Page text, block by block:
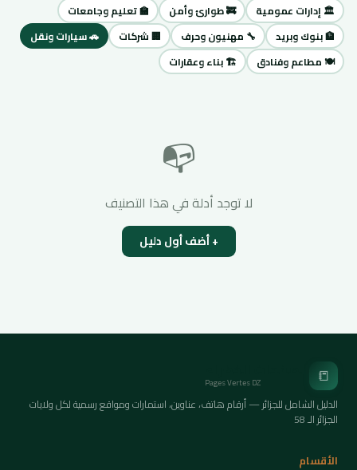
🏛️ إدارات عمومية
🚒 طوارئ وأمن
🏫 تعليم وجامعات
🏦 بنوك وبريد
🔧 مهنيون وحرف 🏢 شركات
🚗 سيارات ونقل
🍽️ مطاعم وفنادق
🏗️ بناء وعقارات
📭
لا توجد أدلة في هذا التصنيف
+ أضف أول دليل
📒
Pages Vertes DZ
الدليل الشامل للجزائر — أرقام هاتف، عناوين، استمارات ومواقع رسمية لكل ولايات
الجزائر الـ 58
الأقسام